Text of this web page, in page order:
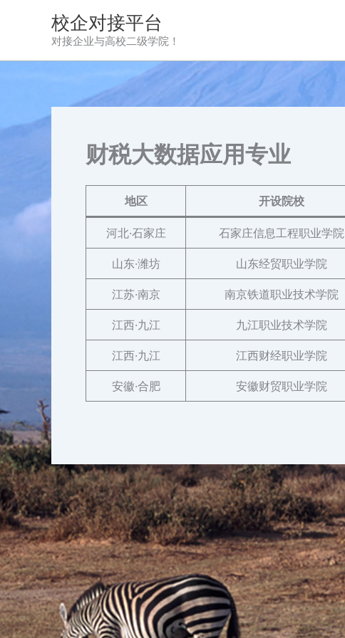
容
校企对接平台
对接企业与高校二级学院！
财税大数据应用专业
地区 开设院校
河北·石家庄 石家庄信息工程职业学院
山东·潍坊 山东经贸职业学院
江苏·南京 南京铁道职业技术学院
江西·九江 九江职业技术学院
江西·九江 江西财经职业学院
安徽·合肥 安徽财贸职业学院